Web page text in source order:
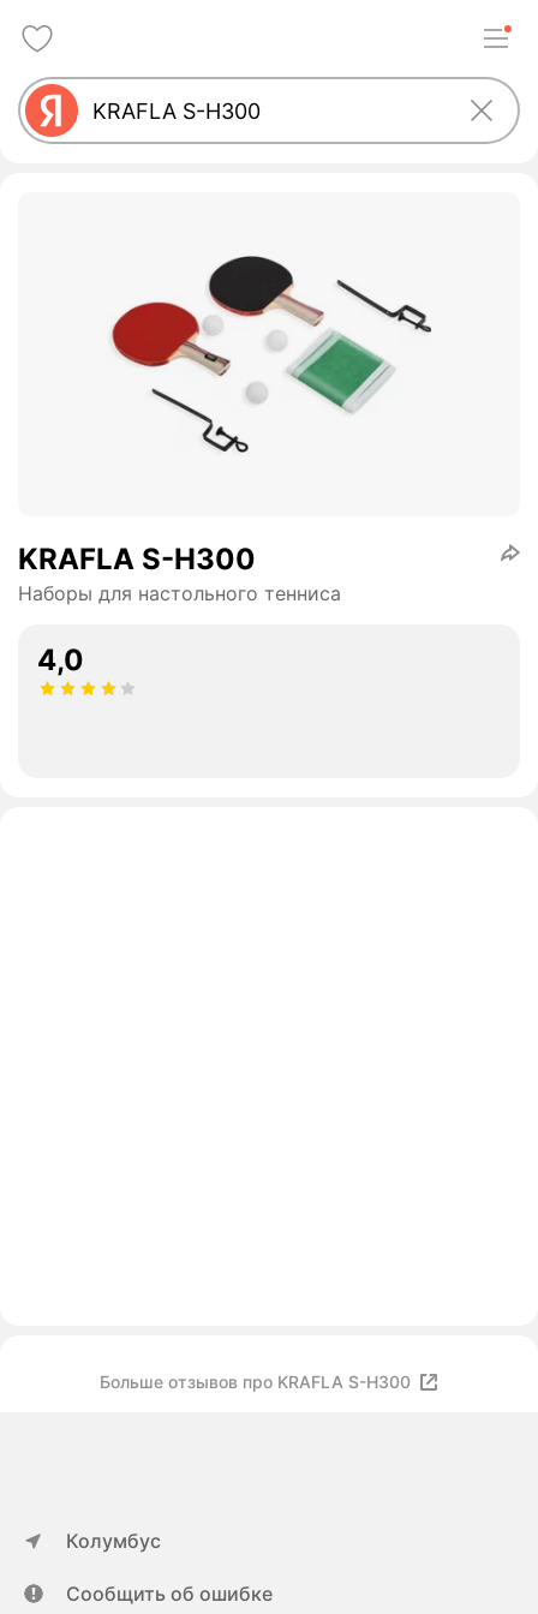
KRAFLA S-H300
Наборы для настольного тенниса
4,0
Больше отзывов про KRAFLA S-H300
Колумбус
Сообщить об ошибке